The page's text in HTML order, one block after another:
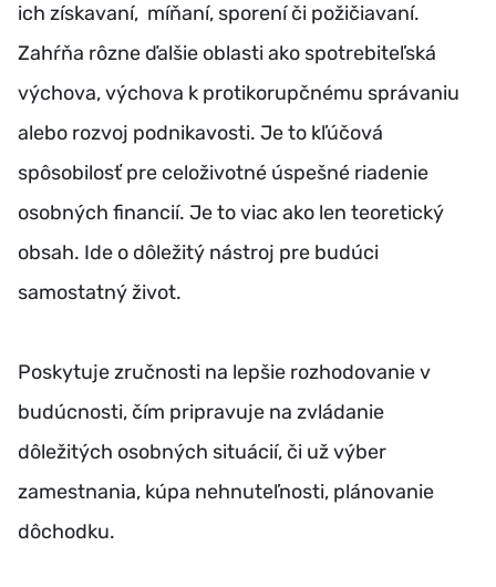
ich získavaní, míňaní, sporení či požičiavaní.
Zahŕňa rôzne ďalšie oblasti ako spotrebiteľská
výchova, výchova k protikorupčnému správaniu
alebo rozvoj podnikavosti. Je to kľúčová
spôsobilosť pre celoživotné úspešné riadenie
osobných financií. Je to viac ako len teoretický
obsah. Ide o dôležitý nástroj pre budúci
samostatný život.
Poskytuje zručnosti na lepšie rozhodovanie v
budúcnosti, čím pripravuje na zvládanie
dôležitých osobných situácií, či už výber
zamestnania, kúpa nehnuteľnosti, plánovanie
dôchodku.